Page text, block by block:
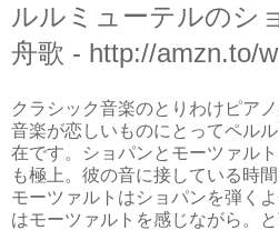
ルルミューテルのシ
舟歌 - http://amzn.to/
クラシック音楽のとりわけピア
音楽が恋しいものにとってペル
在です。ショパンとモーツァル
も極上。彼の音に接している時間
モーツァルトはショパンを弾く
はモーツァルトを感じながら。